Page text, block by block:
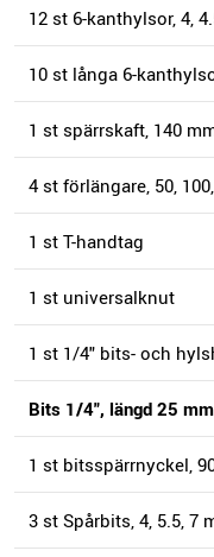
12 st 6-kanthylsor, 4,
10 st långa 6-
1 st spärrskaft, 140
4 st förlängare, 50,
1 st T-handtag
1 st universalknut
1 st 1/4" bits- och
Bits 1/4", längd 25
1 st bitsspärrnyckel,
3 st Spårbits, 4, 5.5, 7